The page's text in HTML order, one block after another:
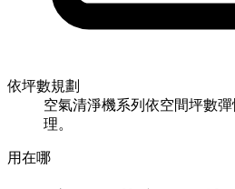
依坪數規劃
空氣清淨機系列依空間坪數
理。
用在哪